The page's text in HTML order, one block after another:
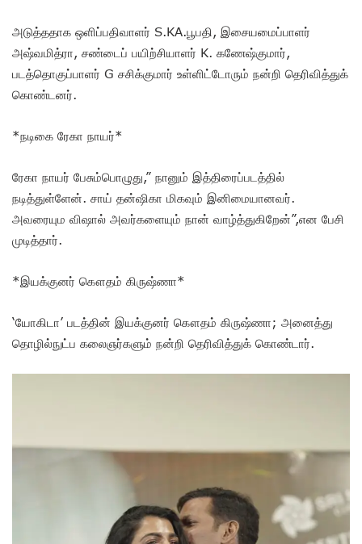
அடுத்ததாக ஒளிப்பதிவாளர் S.KA.பூபதி, இசையமைப்பாளர்
அஷ்வமித்ரா, சண்டைப் பயிற்சியாளர் K. கணேஷ்குமார்,
படத்தொகுப்பாளர் G சசிக்குமார் உள்ளிட்டோரும் நன்றி தெரிவித்துக்
கொண்டனர்.
*நடிகை ரேகா நாயர்*
ரேகா நாயர் பேசும்பொழுது,” நானும் இத்திரைப்படத்தில்
நடித்துள்ளேன். சாய் தன்ஷிகா மிகவும் இனிமையானவர்.
அவரையும விஷால் அவர்களையும் நான் வாழ்த்துகிறேன்”,என பேசி
முடித்தார்.
*இயக்குனர் கௌதம் கிருஷ்ணா*
‘யோகிடா’ படத்தின் இயக்குனர் கௌதம் கிருஷ்ணா; அனைத்து
தொழில்நுட்ப கலைஞர்களும் நன்றி தெரிவித்துக் கொண்டார்.